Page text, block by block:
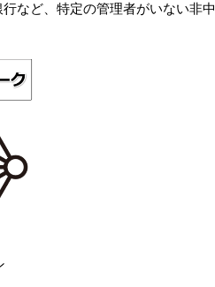
など、特定の管理者がいない非中